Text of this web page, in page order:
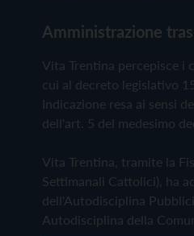
Amministrazione
Vita Trentina percepisce
cui al decreto legislativo
Indicazione resa ai sensi
dell'art. 5 del medesimo
Vita Trentina, tramite la
Settimanali Cattolici), ha
dell'Autodisciplina
Autodisciplina della